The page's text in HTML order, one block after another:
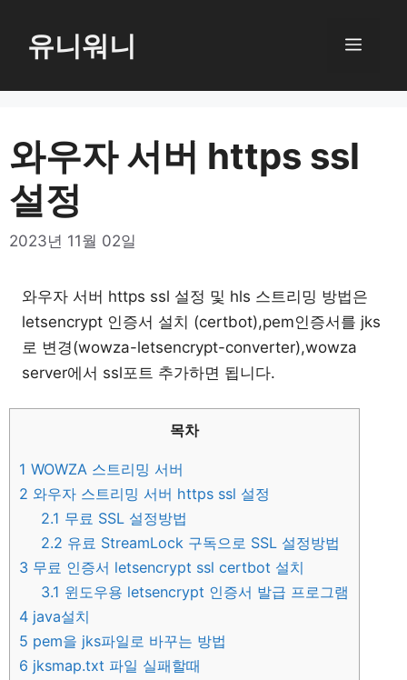
로
뛰
유니워니 메
와우자 서버 https ssl
설정
2023년 11월 02일
와우자 서버 https ssl 설정 및 hls 스트리밍 방법은
letsencrypt 인증서 설치 (certbot),pem인증서를 jks
로 변경(wowza-letsencrypt-converter),wowza
server에서 ssl포트 추가하면 됩니다.
목차
1 WOWZA 스트리밍 서버
2 와우자 스트리밍 서버 https ssl 설정
2.1 무료 SSL 설정방법
2.2 유료 StreamLock 구독으로 SSL 설정방법
3 무료 인증서 letsencrypt ssl certbot 설치
3.1 윈도우용 letsencrypt 인증서 발급 프로그램
4 java설치
5 pem을 jks파일로 바꾸는 방법
6 jksmap.txt 파일 실패할때